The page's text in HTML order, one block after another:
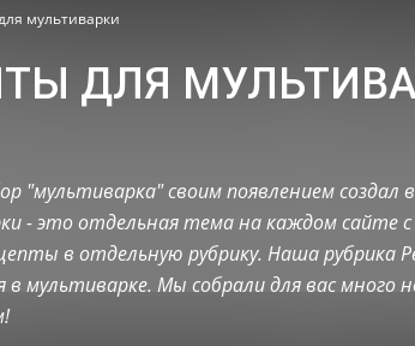
мультиварки
ДЛЯ
Пасхальное меню Первые блюда Постное меню
Рецепты для мультиварки Рецепты красоты и
"мультиварка" своим появлением создал
- это отдельная тема на каждом
в отдельную рубрику. Наша
в мультиварке. Мы собрали для вас